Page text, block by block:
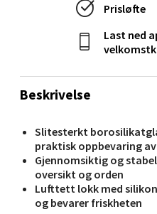
Beskrivelse
Slitesterkt
praktisk oppbevaring
Gjennomsiktig og
oversikt og orden
Lufttett lokk med
og bevarer friskheten
Prisløfte
Last ned
Molde -
Torget 1, 6413 Molde
0 i butikk
Narvik - Thon